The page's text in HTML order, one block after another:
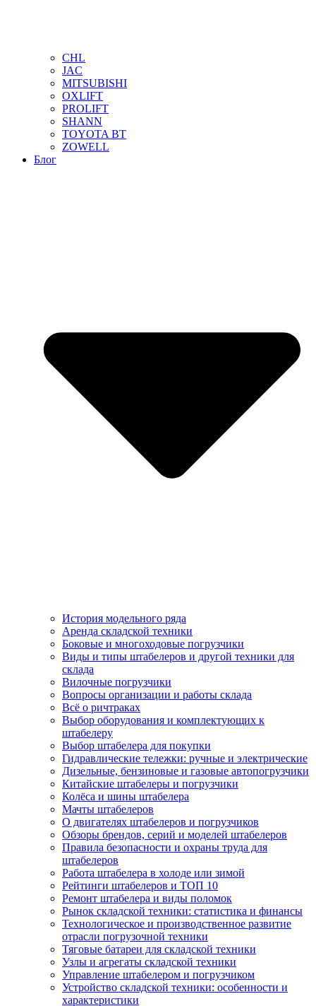
CHL
JAC
MITSUBISHI
OXLIFT
PROLIFT
SHANN
TOYOTA BT
ZOWELL
Блог
История модельного ряда
Аренда складской техники
Боковые и многоходовые погрузчики
Виды и типы штабелеров и другой техники для
склада
Вилочные погрузчики
Вопросы организации и работы склада
Всё о ричтраках
Выбор оборудования и комплектующих к
штабелеру
Выбор штабелера для покупки
Гидравлические тележки: ручные и электрические
Дизельные, бензиновые и газовые автопогрузчики
Китайские штабелеры и погрузчики
Колёса и шины штабелера
Мачты штабелеров
О двигателях штабелеров и погрузчиков
Обзоры брендов, серий и моделей штабелеров
Правила безопасности и охраны труда для
штабелеров
Работа штабелера в холоде или зимой
Рейтинги штабелеров и ТОП 10
Ремонт штабелера и виды поломок
Рынок складской техники: статистика и финансы
Технологическое и производственное развитие
отрасли погрузочной техники
Тяговые батареи для складской техники
Узлы и агрегаты складской техники
Управление штабелером и погрузчиком
Устройство складской техники: особенности и
характеристики